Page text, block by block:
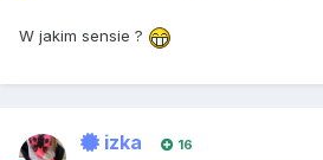
W jakim sensie ?
izka 16